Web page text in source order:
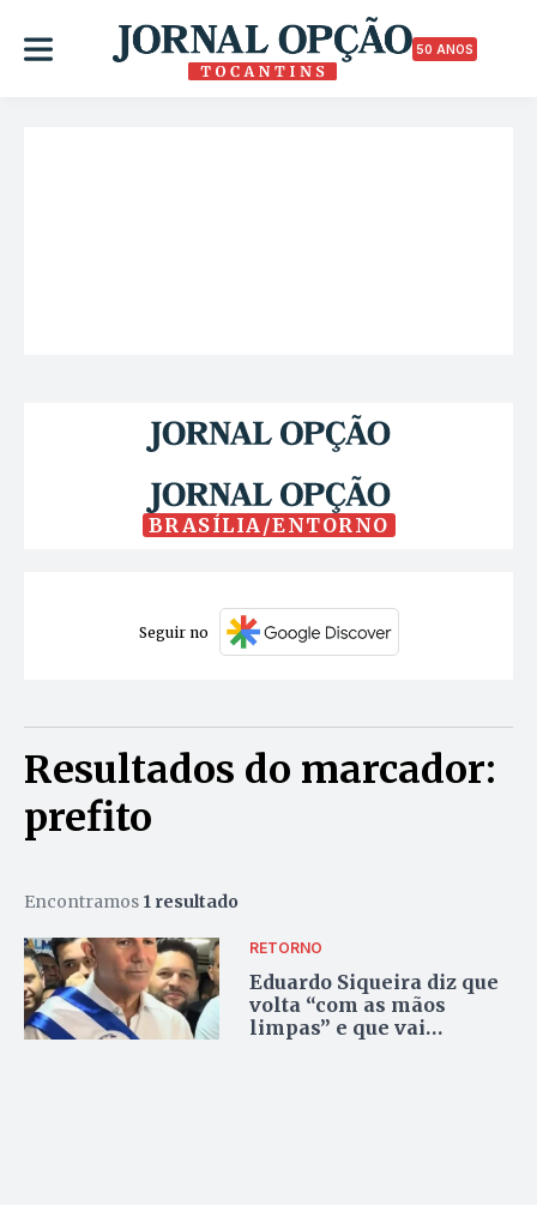
50 ANOS
BRASÍLIA/ENTORNO
Seguir no
Resultados do marcador:
prefito
Encontramos 1 resultado
RETORNO
Eduardo Siqueira diz que
volta “com as mãos
limpas” e que vai